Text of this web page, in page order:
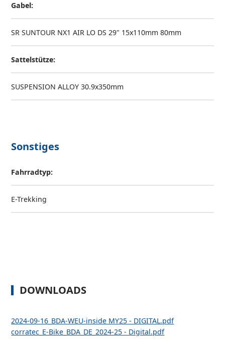
Gabel:
SR SUNTOUR NX1 AIR LO DS 29" 15x110mm 80mm
Sattelstütze:
SUSPENSION ALLOY 30.9x350mm
Sonstiges
Fahrradtyp:
E-Trekking
DOWNLOADS
2024-09-16_BDA-WEU-inside MY25 - DIGITAL.pdf
corratec_E-Bike_BDA_DE_2024-25 - Digital.pdf